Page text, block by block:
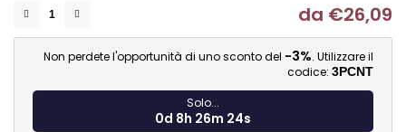
da €26,09
Non perdete l'opportunità di uno sconto del -3%. Utilizzare il
codice: 3PCNT
Solo...
0d 8h 26m 23s